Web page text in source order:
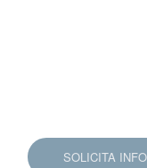
SOLICITA